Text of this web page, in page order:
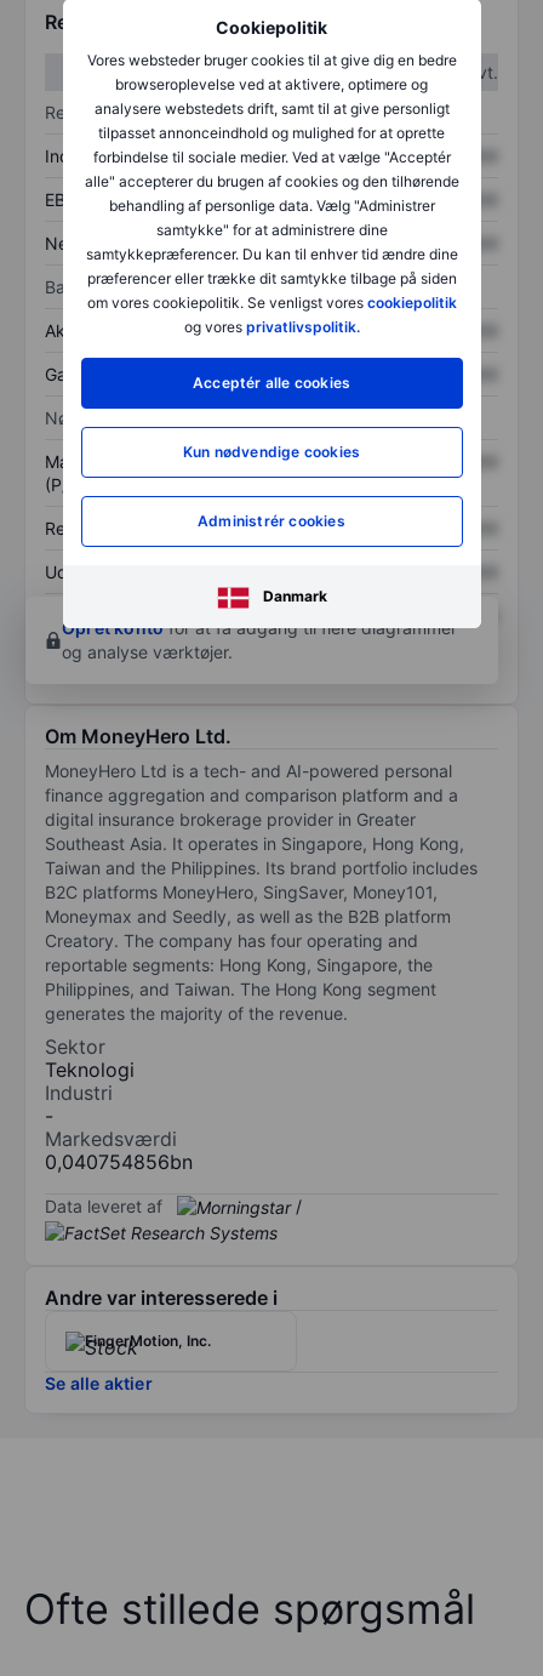
Cookiepolitik
Vores websteder bruger cookies til at give dig en bedre
browseroplevelse ved at aktivere, optimere og
analysere webstedets drift, samt til at give personligt
tilpasset annonceindhold og mulighed for at oprette
forbindelse til sociale medier. Ved at vælge "Acceptér
alle" accepterer du brugen af cookies og den tilhørende
behandling af personlige data. Vælg "Administrer
samtykke" for at administrere dine
samtykkepræferencer. Du kan til enhver tid ændre dine
præferencer eller trække dit samtykke tilbage på siden
om vores cookiepolitik. Se venligst vores cookiepolitik
og vores privatlivspolitik.
Acceptér alle cookies
Kun nødvendige cookies
Administrér cookies
Danmark
Regnskabstal
1. kvt.
2. kvt.
Resultatopgørelse
Indtægter XXXXXXX XXXXXXX
EBITDA XXXXXXX XXXXXXX
Nettoresultat
Balance
Aktiver i alt XXXXXXX
Gæld XXXXXXX
Nøgletal
Markedsværdi/omsætning
(P/S)
XXXXXXX
Resultat pr. aktie (EPS) XXXXXXX
Udbytte pr. aktie
Opret kontofor at få adgang til flere diagrammer
og analyse værktøjer.
Om MoneyHero Ltd.
MoneyHero Ltd is a tech- and AI-powered personal
finance aggregation and comparison platform and a
digital insurance brokerage provider in Greater
Southeast Asia. It operates in Singapore, Hong Kong,
Taiwan and the Philippines. Its brand portfolio includes
B2C platforms MoneyHero, SingSaver, Money101,
Moneymax and Seedly, as well as the B2B platform
Creatory. The company has four operating and
reportable segments: Hong Kong, Singapore, the
Philippines, and Taiwan. The Hong Kong segment
generates the majority of the revenue.
Sektor
Teknologi
Industri
-
Markedsværdi
0,040754856bn
Data leveret af /
Andre var interesserede i
FingerMotion, Inc.
Se alle aktier
Ofte stillede spørgsmål